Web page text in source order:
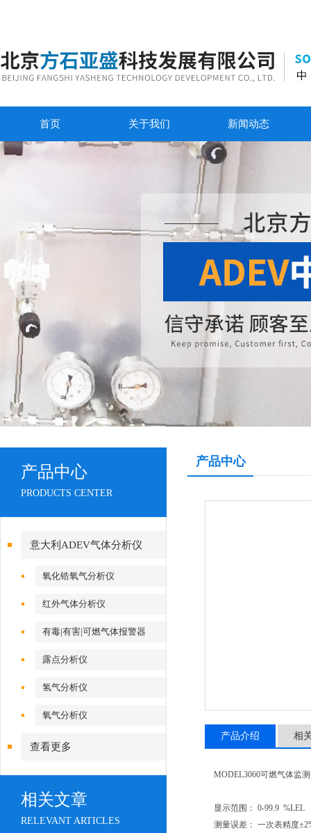
首页 关于我们 新闻动态
产品中心
PRODUCTS CENTER
意大利ADEV气体分析仪
氧化锆氧气分析仪
红外气体分析仪
有毒|有害|可燃气体报警器
露点分析仪
氢气分析仪
氧气分析仪
查看更多
相关文章
RELEVANT ARTICLES
产品中心
产品介绍 相
MODEL3060可燃气体监
显示范围： 0-99.9 %LEL
测量误差： 一次表精度